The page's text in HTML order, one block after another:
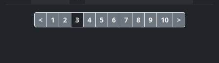
< 1 2 3 4 5 6 7 8 9 10 >